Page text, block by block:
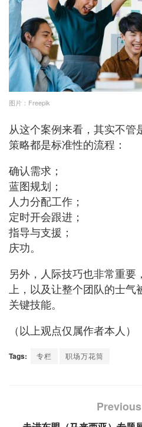
图片：Freepik
从这个案例来看，其实不管
策略都是标准性的流程：
确认需求；
蓝图规划；
人力分配工作；
定时开会跟进；
指导与支援；
庆功。
另外，人际技巧也非常重要
上，以及让整个团队的士气
关键技能。
（以上观点仅属作者本人）
Tags: 专栏 职场万花筒